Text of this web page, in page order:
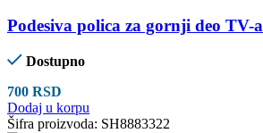
Podesiva polica za gornji deo TV-a
Dostupno
700 RSD
Dodaj u korpu
Šifra proizvoda: SH8883322